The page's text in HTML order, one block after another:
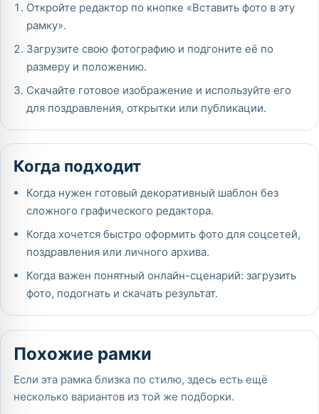
Откройте редактор по кнопке «Вставить фото в эту
рамку».
Загрузите свою фотографию и подгоните её по
размеру и положению.
Скачайте готовое изображение и используйте его
для поздравления, открытки или публикации.
Когда подходит
Когда нужен готовый декоративный шаблон без
сложного графического редактора.
Когда хочется быстро оформить фото для соцсетей,
поздравления или личного архива.
Когда важен понятный онлайн-сценарий: загрузить
фото, подогнать и скачать результат.
Похожие рамки
Если эта рамка близка по стилю, здесь есть ещё
несколько вариантов из той же подборки.